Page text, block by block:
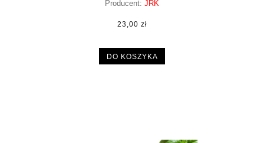
Producent: JRK
23,00 zł
DO KOSZYKA